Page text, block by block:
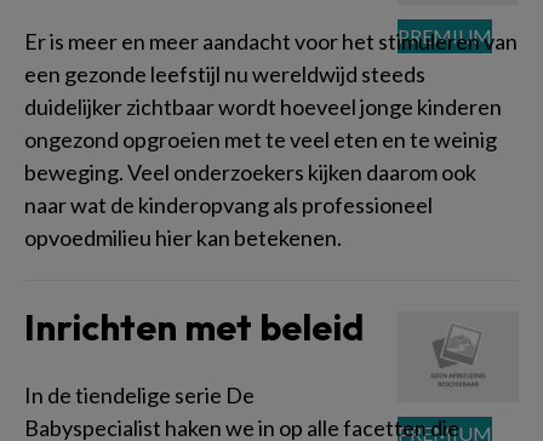
Er is meer en meer aandacht voor het stimuleren van
een gezonde leefstijl nu wereldwijd steeds
duidelijker zichtbaar wordt hoeveel jonge kinderen
ongezond opgroeien met te veel eten en te weinig
beweging. Veel onderzoekers kijken daarom ook
naar wat de kinderopvang als professioneel
opvoedmilieu hier kan betekenen.
Inrichten met beleid
In de tiendelige serie De
Babyspecialist haken we in op alle facetten die